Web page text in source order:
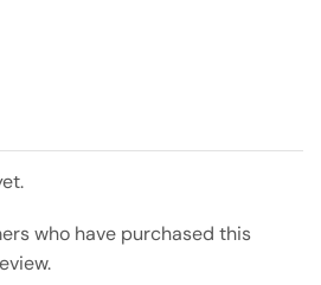
who have purchased this